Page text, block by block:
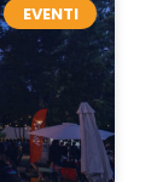
EVENTI